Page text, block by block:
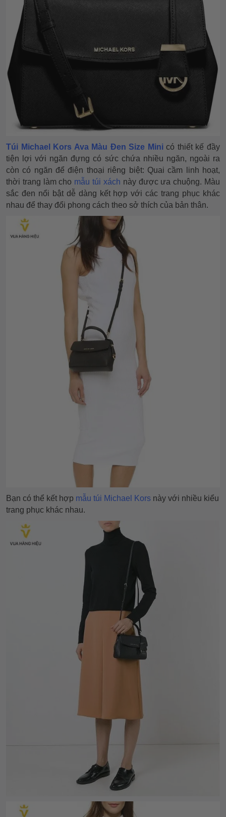
Túi Michael Kors Ava Màu Đen Size Minicó thiết kế đầy
tiện lợi với ngăn đựng có sức chứa nhiều ngăn, ngoài ra
còn có ngăn để điện thoại riêng biệt: Quai cầm linh hoạt,
thời trang làm cho mẫu túi xách này được ưa chuộng. Màu
sắc đen nổi bật dễ dàng kết hợp với các trang phục khác
nhau để thay đổi phong cách theo sở thích của bản thân.
Bạn có thể kết hợp mẫu túi Michael Kors này với nhiều kiểu
trang phục khác nhau.